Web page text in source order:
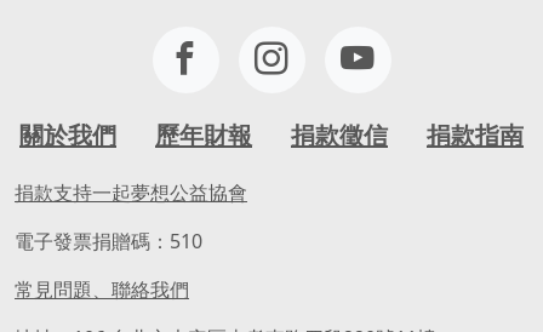
關於我們 歷年財報 捐款徵信 捐款指南
捐款支持一起夢想公益協會
電子發票捐贈碼：510
常見問題、聯絡我們